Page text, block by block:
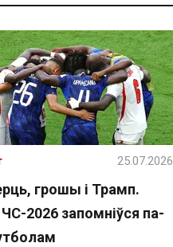
грошы і Трамп.
2026 запомніўся па-
25.07.2026